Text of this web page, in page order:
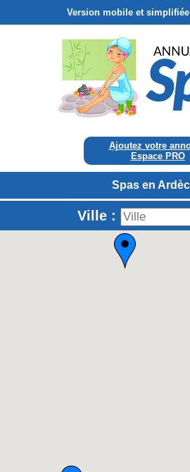
Version mobile et
Ajoutez votre
Espace PRO
Spas en
Ville :